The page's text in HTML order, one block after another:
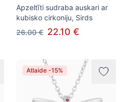
Apzeltīti sudraba auskari ar
kubisko cirkoniju, Sirds
26.00 € 22.10 €
Atlaide -15%